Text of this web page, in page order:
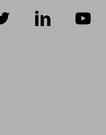
sur Twitter sur LinkedInsur